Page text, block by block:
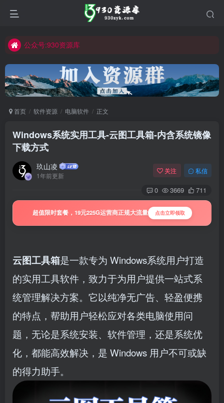
公众号:930资源库
首页 软件资源 电脑软件 正文
Windows系统实用工具-云图工具箱-内含系统镜像
下载方式
玖山凌
1年前更新
关注 私信
0 3669 711
超值限时套餐，19元225G运营商正规大流量 点击立即领取
云图工具箱是一款专为 Windows系统用户打造
的实用工具软件，致力于为用户提供一站式系
统管理解决方案。它以纯净无广告、轻盈便携
的特点，帮助用户轻松应对各类电脑使用问
题，无论是系统安装、软件管理，还是系统优
化，都能高效解决，是 Windows 用户不可或缺
的得力助手。